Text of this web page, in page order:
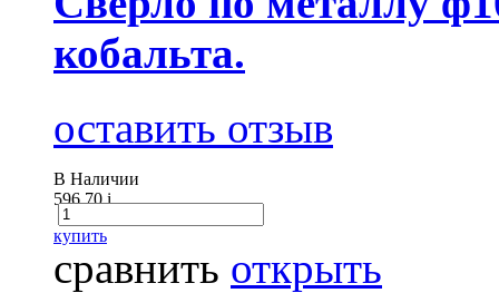
кобальта.
оставить отзыв
В Наличии
596.70i
купить
сравнить открыть